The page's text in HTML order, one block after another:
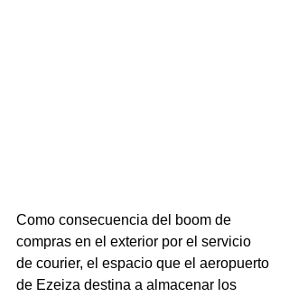
Como consecuencia del boom de
compras en el exterior por el servicio
de courier, el espacio que el aeropuerto
de Ezeiza destina a almacenar los